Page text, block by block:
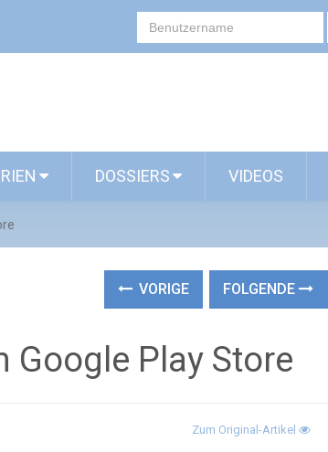
DOSSIERS VIDEOS
VORIGE FOLGENDE
Google Play Store
Zum Original-Artikel